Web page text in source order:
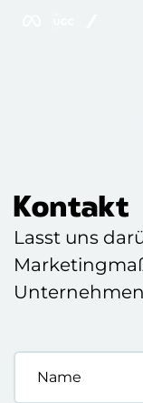
Kontakt
Lasst uns